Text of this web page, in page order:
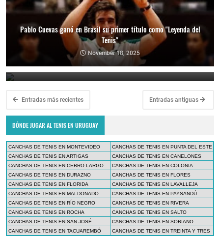
Pablo Cuevas ganó en Brasil su primer título como "Leyenda del
Tenis"
November 18, 2025
Copa Davis 2024: Uruguay enfrentará a Bolivia como visitante por
el Grupo Mundial II
February 10, 2024
Entradas más recientes Entradas antiguas
DÓNDE JUGAR AL TENIS EN URUGUAY
CANCHAS DE TENIS EN MONTEVIDEO
CANCHAS DE TENIS EN PUNTA DEL ESTE
CANCHAS DE TENIS EN ARTIGAS
CANCHAS DE TENIS EN CANELONES
CANCHAS DE TENIS EN CERRO LARGO
CANCHAS DE TENIS EN COLONIA
CANCHAS DE TENIS EN DURAZNO
CANCHAS DE TENIS EN FLORES
CANCHAS DE TENIS EN FLORIDA
CANCHAS DE TENIS EN LAVALLEJA
CANCHAS DE TENIS EN MALDONADO
CANCHAS DE TENIS EN PAYSANDÚ
CANCHAS DE TENIS EN RÍO NEGRO
CANCHAS DE TENIS EN RIVERA
CANCHAS DE TENIS EN ROCHA
CANCHAS DE TENIS EN SALTO
CANCHAS DE TENIS EN SAN JOSÉ
CANCHAS DE TENIS EN SORIANO
CANCHAS DE TENIS EN TACUAREMBÓ
CANCHAS DE TENIS EN TREINTA Y TRES